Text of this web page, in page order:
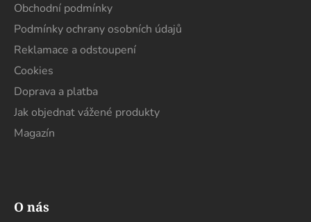
Obchodní podmínky
Podmínky ochrany osobních údajů
Reklamace a odstoupení
Cookies
Doprava a platba
Jak objednat vážené produkty
Magazín
O nás